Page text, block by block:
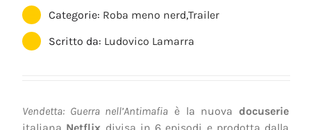
Categorie: Roba meno nerd,Trailer
Scritto da: Ludovico Lamarra
Vendetta: Guerra nell’Antimafia è la nuova docuserie